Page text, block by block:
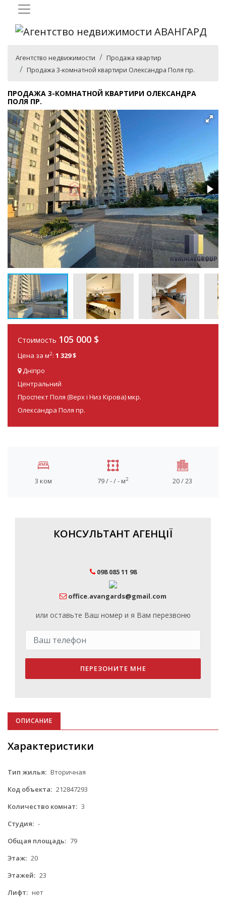
Агентство недвижимости
Продажа квартир
Продажа 3-комнатной квартири Олександра Поля пр.
ПРОДАЖА 3-КОМНАТНОЙ КВАРТИРИ ОЛЕКСАНДРА
ПОЛЯ ПР.
Стоимость 105 000 $
Цена за м2: 1 329 $
Дніпро
Центральний
Проспект Поля (Верх і Низ Кірова) мкр.
Олександра Поля пр.
3 ком 79 / - / - м2 20 / 23
КОНСУЛЬТАНТ АГЕНЦІЇ
098 085 11 98
office.avangards@gmail.com
или оставьте Ваш номер и я Вам перезвоню
ПЕРЕЗОНИТЕ МНЕ
ОПИСАНИЕ
Характеристики
Тип жилья: Вторичная
Код объекта: 212847293
Количество комнат: 3
Студия: -
Общая площадь: 79
Этаж: 20
Этажей: 23
Лифт: нет